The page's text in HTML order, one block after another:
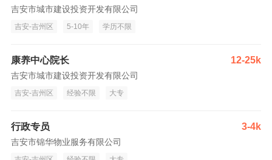
吉安市城市建设投资开发有限公司
吉安-吉州区 5-10年 学历不限
康养中心院长 12-25k
吉安市城市建设投资开发有限公司
吉安-吉州区 经验不限 大专
行政专员 3-4k
吉安市锦华物业服务有限公司